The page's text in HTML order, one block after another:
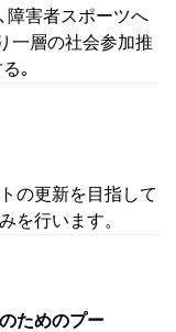
障害者スポーツへ
一層の社会参加推
｡
の更新を目指して
を行います。
ためのプー